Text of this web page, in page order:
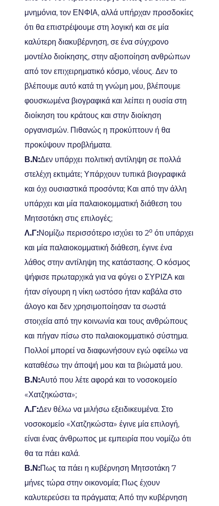
μνημόνια, τον ΕΝΦΙΑ, αλλά υπήρχαν προσδοκίες
ότι θα επιστρέψουμε στη λογική και σε μία
καλύτερη διακυβέρνηση, σε ένα σύγχρονο
μοντέλο διοίκησης, στην αξιοποίηση ανθρώπων
από τον επιχειρηματικό κόσμο, νέους. Δεν το
βλέπουμε αυτό κατά τη γνώμη μου, βλέπουμε
φουσκωμένα βιογραφικά και λείπει η ουσία στη
διοίκηση του κράτους και στην διοίκηση
οργανισμών. Πιθανώς η προκύπτουν ή θα
προκύψουν προβλήματα.
Β.Ν:Δεν υπάρχει πολιτική αντίληψη σε πολλά
στελέχη εκτιμάτε; Υπάρχουν τυπικά βιογραφικά
και όχι ουσιαστικά προσόντα; Και από την άλλη
υπάρχει και μία παλαιοκομματική διάθεση του
Μητσοτάκη στις επιλογές;
Λ.Γ:Νομίζω περισσότερο ισχύει το 2ο ότι υπάρχει
και μία παλαιοκομματική διάθεση, έγινε ένα
λάθος στην αντίληψη της κατάστασης. Ο κόσμος
ψήφισε πρωταρχικά για να φύγει ο ΣΥΡΙΖΑ και
ήταν σίγουρη η νίκη ωστόσο ήταν καβάλα στο
άλογο και δεν χρησιμοποίησαν τα σωστά
στοιχεία από την κοινωνία και τους ανθρώπους
και πήγαν πίσω στο παλαιοκομματικό σύστημα.
Πολλοί μπορεί να διαφωνήσουν εγώ οφείλω να
καταθέσω την άποψή μου και τα βιώματά μου.
Β.Ν:Αυτό που λέτε αφορά και το νοσοκομείο
«Χατζηκώστα»;
Λ.Γ:Δεν θέλω να μιλήσω εξειδικευμένα. Στο
νοσοκομείο «Χατζηκώστα» έγινε μία επιλογή,
είναι ένας άνθρωπος με εμπειρία που νομίζω ότι
θα τα πάει καλά.
Β.Ν:Πως τα πάει η κυβέρνηση Μητσοτάκη 7
μήνες τώρα στην οικονομία; Πως έχουν
καλυτερεύσει τα πράγματα; Από την κυβέρνηση